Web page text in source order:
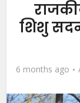
शिशु
6 months ago